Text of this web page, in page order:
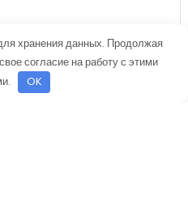
хранения данных. Продолжая
согласие на работу с этими
OK